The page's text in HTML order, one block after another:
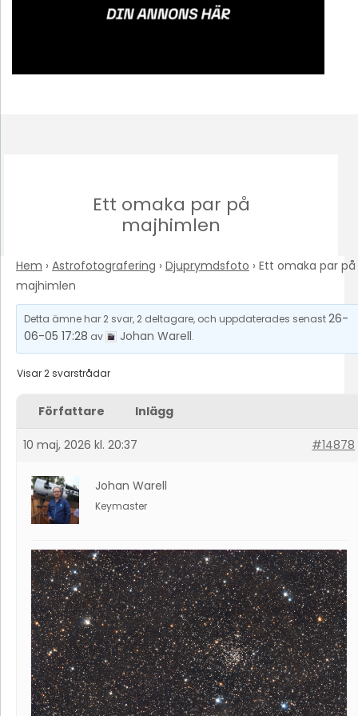
Ett omaka par på
majhimlen
Hem › Astrofotografering › Djuprymdsfoto › Ett omaka par på
majhimlen
Detta ämne har 2 svar, 2 deltagare, och uppdaterades senast26-
06-05 17:28 av Johan Warell.
Visar 2 svarstrådar
Författare Inlägg
10 maj, 2026 kl. 20:37 #14878
Johan Warell
Keymaster